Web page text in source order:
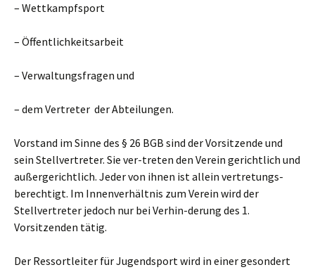
– Wettkampfsport
– Öffentlichkeitsarbeit
– Verwaltungsfragen und
– dem Vertreter der Abteilungen.
Vorstand im Sinne des § 26 BGB sind der Vorsitzende und
sein Stellvertreter. Sie ver-treten den Verein gerichtlich und
außergerichtlich. Jeder von ihnen ist allein vertretungs-
berechtigt. Im Innenverhältnis zum Verein wird der
Stellvertreter jedoch nur bei Verhin-derung des 1.
Vorsitzenden tätig.
Der Ressortleiter für Jugendsport wird in einer gesondert